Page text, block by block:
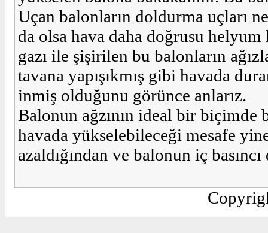
Uçan balonların doldurma uçları
da olsa hava daha doğrusu
gazı ile şişirilen bu balonların
tavana yapışıkmış gibi havada
inmiş olduğunu görünce anlarız.
Balonun ağzının ideal bir biçimde
havada yükselebileceği mesafe
azaldığından ve balonun iç